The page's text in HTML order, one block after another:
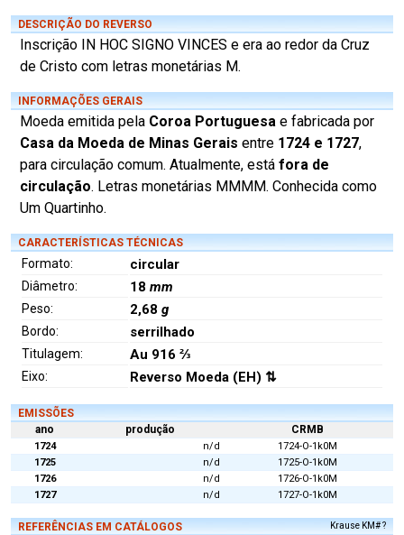
DESCRIÇÃO DO REVERSO
Inscrição IN HOC SIGNO VINCES e era ao redor da Cruz
de Cristo com letras monetárias M.
INFORMAÇÕES GERAIS
Moeda emitida pela Coroa Portuguesa e fabricada por
Casa da Moeda de Minas Gerais entre 1724 e 1727,
para circulação comum. Atualmente, está fora de
circulação. Letras monetárias MMMM. Conhecida como
Um Quartinho.
CARACTERÍSTICAS TÉCNICAS
Formato: circular
Diâmetro: 18 mm
Peso: 2,68 g
Bordo: serrilhado
Titulagem: Au 916 ⅔
Eixo: Reverso Moeda (EH) ⇅
EMISSÕES
ano
produção CRMB
1724 n/d
1724-O-1k0M
1725
n/d
1725-O-1k0M
1726
n/d
1726-O-1k0M
1727
n/d 1727-O-1k0M
REFERÊNCIAS EM CATÁLOGOS Krause KM# ?